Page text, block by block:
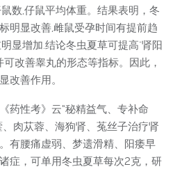
数,仔鼠平均体重。结果表明，冬
明显改善,雌鼠受孕时间有提前趋
显增加.结论冬虫夏草可提高"肾阳
改善睾丸的形态等指标。因此，
改善作用。
《药性考》云“秘精益气、专补命
肉苁蓉、海狗肾、菟丝子治疗肾
有腰痛虚弱、梦遗滑精、阳痿早
症，可单用冬虫夏草每次2克，研